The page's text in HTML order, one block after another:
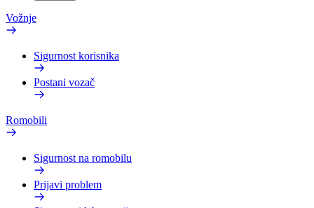
Vožnje
Sigurnost korisnika
Postani vozač
Romobili
Sigurnost na romobilu
Prijavi problem